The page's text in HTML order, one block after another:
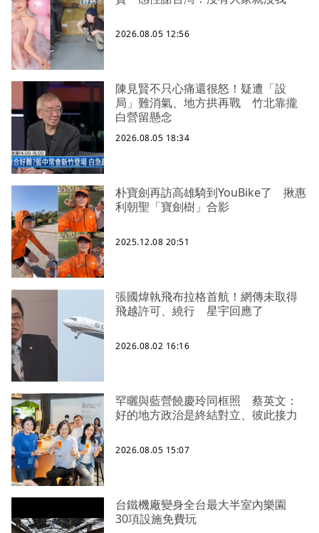
2026.08.05 12:56
陳見賢不只心痛還很怒！疑遭「設
局」難消氣、地方拱再戰 竹北靠攏
白營留懸念
2026.08.05 18:34
朴寶劍再訪高雄騎到YouBike了 揪惠
利朝聖「寶劍樹」合影
2025.12.08 20:51
張國煒執飛布拉格首航！網傳未取得
飛越許可、繞行 星宇回應了
2026.08.02 16:16
罕曬與藍營饒慶玲同框照 蔡英文：
好的地方政治是終結對立、彼此接力
2026.08.05 15:07
台鐵機廠變身全台最大半室內樂園
30項設施免費玩